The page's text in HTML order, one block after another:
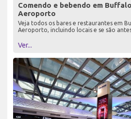
Comendo e bebendo em
Aeroporto
Veja todos os bares e restaurantes em
Aeroporto, incluindo locais e se são
Ver...